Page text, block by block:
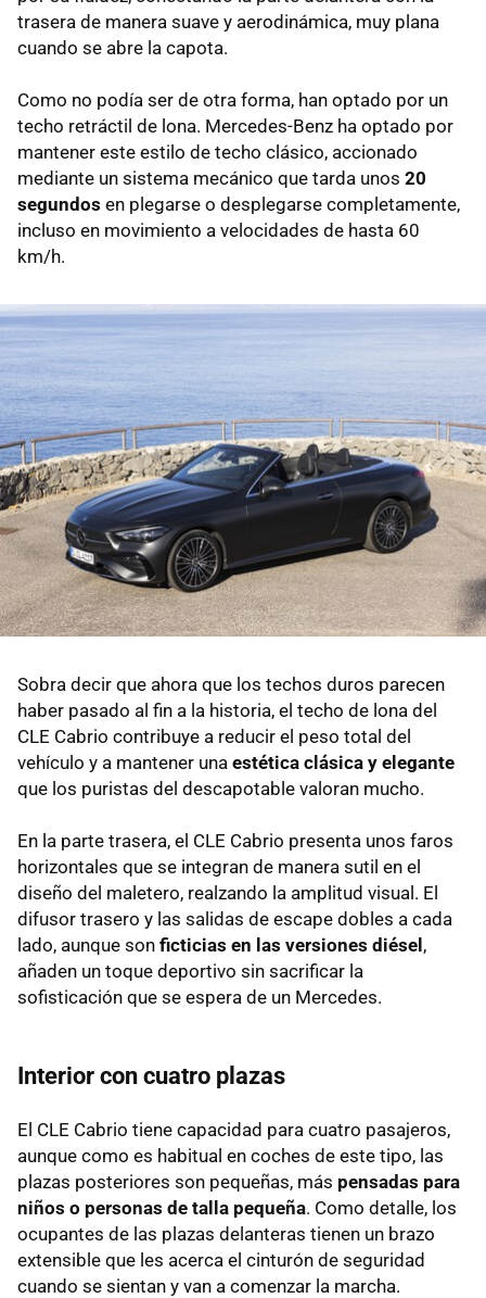
trasera de manera suave y aerodinámica, muy plana
cuando se abre la capota.
Como no podía ser de otra forma, han optado por un
techo retráctil de lona. Mercedes-Benz ha optado por
mantener este estilo de techo clásico, accionado
mediante un sistema mecánico que tarda unos 20
segundos en plegarse o desplegarse completamente,
incluso en movimiento a velocidades de hasta 60
km/h.
Sobra decir que ahora que los techos duros parecen
haber pasado al fin a la historia, el techo de lona del
CLE Cabrio contribuye a reducir el peso total del
vehículo y a mantener una estética clásica y elegante
que los puristas del descapotable valoran mucho.
En la parte trasera, el CLE Cabrio presenta unos faros
horizontales que se integran de manera sutil en el
diseño del maletero, realzando la amplitud visual. El
difusor trasero y las salidas de escape dobles a cada
lado, aunque son ficticias en las versiones diésel,
añaden un toque deportivo sin sacrificar la
sofisticación que se espera de un Mercedes.
Interior con cuatro plazas
El CLE Cabrio tiene capacidad para cuatro pasajeros,
aunque como es habitual en coches de este tipo, las
plazas posteriores son pequeñas, más pensadas para
niños o personas de talla pequeña. Como detalle, los
ocupantes de las plazas delanteras tienen un brazo
extensible que les acerca el cinturón de seguridad
cuando se sientan y van a comenzar la marcha.